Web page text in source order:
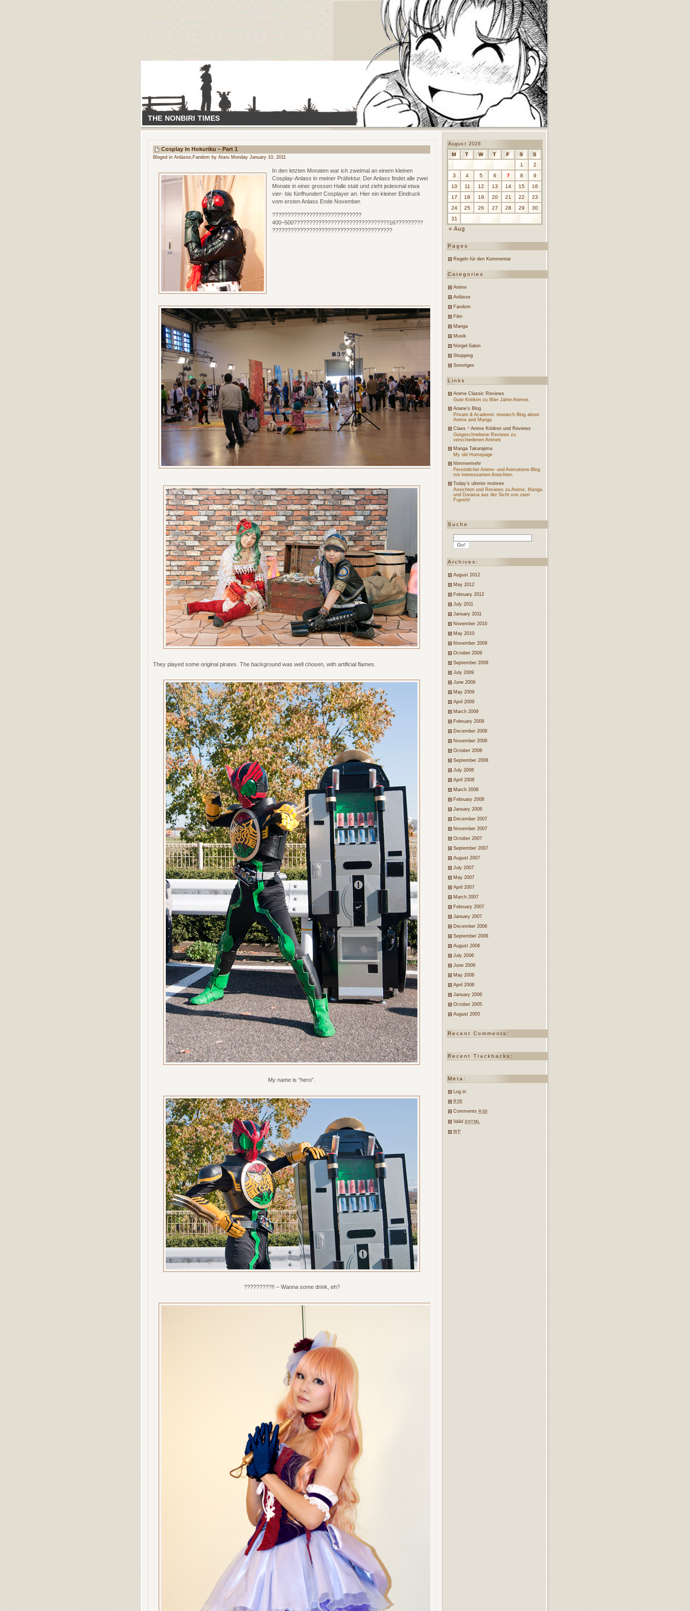
THE NONBIRI TIMES
Cosplay In Hokuriku – Part 1
Bloged in Anlässe, Fandom by Ataru Monday January 10, 2011
In den letzten Monaten war ich zweimal an einem kleinen
Cosplay-Anlass in meiner Präfektur. Der Anlass findet alle zwei
Monate in einer grossen Halle statt und zieht jedesmal etwa
vier- bis fünfhundert Cosplayer an. Hier ein kleiner Eindruck
vom ersten Anlass Ende November.
?????????????????????????????
400~500???????????????????????????????16?????????
???????????????????????????????????????
They played some original pirates. The background was well chosen, with artificial flames.
My name is “hero”.
?????????!! – Wanna some drink, eh?
August 2026
M T W T F S
S
1
2
3
4 5 6 7 8
9
10
11 12 13 14 15
16
17
18 19 20 21 22
23
24
25 26 27 28 29
30
31
« Aug
Pages
Regeln für den Kommentar
Categories
Anime
Anlässe
Fandom
Film
Manga
Musik
Nörgel-Salon
Shopping
Sonstiges
Links
Anime Classic Reviews
Gute Kritiken zu 80er Jahre Animes
Ariane’s Blog
Private & Academic research Blog about
Anime and Manga
Claes ~ Anime Kritiken und Reviews
Gutgeschriebene Reviews zu
verschiedenen Animes
Manga Takarajima
My old Homepage
Nimmermehr
Persönlicher Anime- und Animations-Blog
mit interessanten Ansichten
Today’s ulterior motives
Ansichten und Reviews zu Anime, Manga
und Dorama aus der Sicht von zwei
Fujoshi!
Suche
Archives:
August 2012
May 2012
February 2012
July 2011
January 2011
November 2010
May 2010
November 2009
October 2009
September 2009
July 2009
June 2009
May 2009
April 2009
March 2009
February 2009
December 2008
November 2008
October 2008
September 2008
July 2008
April 2008
March 2008
February 2008
January 2008
December 2007
November 2007
October 2007
September 2007
August 2007
July 2007
May 2007
April 2007
March 2007
February 2007
January 2007
December 2006
September 2006
August 2006
July 2006
June 2006
May 2006
April 2006
January 2006
October 2005
August 2005
Recent Comments:
Recent Trackbacks:
Meta:
Log in
RSS
Comments RSS
Valid XHTML
WP